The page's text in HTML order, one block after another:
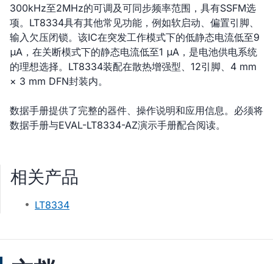
300kHz至2MHz的可调及可同步频率范围，具有SSFM选
项。LT8334具有其他常见功能，例如软启动、偏置引脚、
输入欠压闭锁。该IC在突发工作模式下的低静态电流低至9
μA，在关断模式下的静态电流低至1 μA，是电池供电系统
的理想选择。LT8334装配在散热增强型、12引脚、4 mm
× 3 mm DFN封装内。
数据手册提供了完整的器件、操作说明和应用信息。必须将
数据手册与EVAL-LT8334-AZ演示手册配合阅读。
相关产品
LT8334